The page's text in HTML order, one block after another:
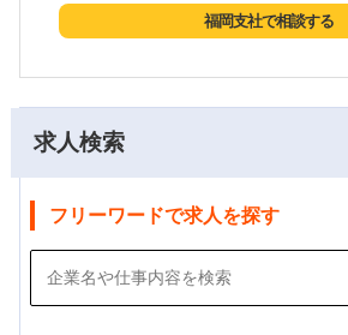
求人検索
フリーワードで求人を探す
福岡支社で相談する